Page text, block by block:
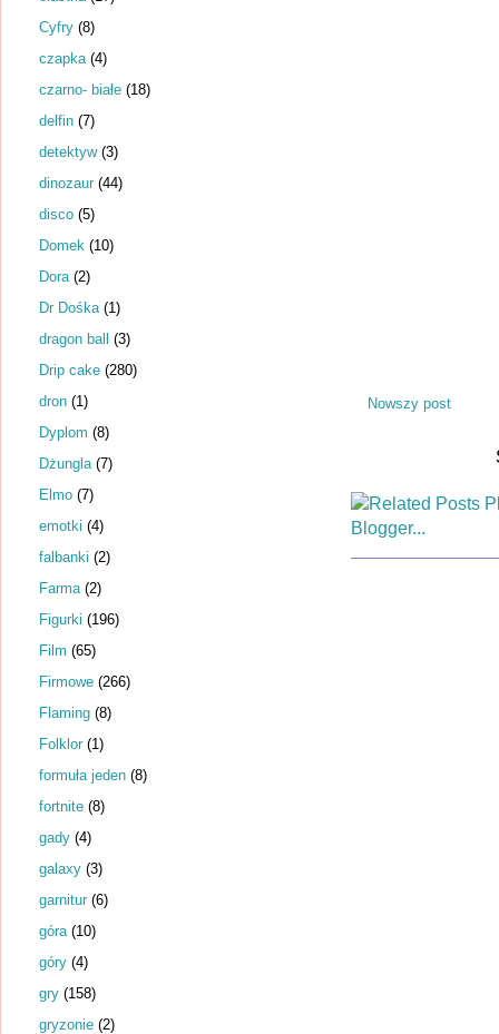
Nowszy post
Cyfry (8)
czapka (4)
czarno- białe (18)
delfin (7)
detektyw (3)
dinozaur (44)
disco (5)
Domek (10)
Dora (2)
Dr Dośka (1)
dragon ball (3)
Drip cake (280)
dron (1)
Dyplom (8)
Dżungla (7)
Elmo (7)
emotki (4)
falbanki (2)
Farma (2)
Figurki (196)
Film (65)
Firmowe (266)
Flaming (8)
Folklor (1)
formuła jeden (8)
fortnite (8)
gady (4)
galaxy (3)
garnitur (6)
góra (10)
góry (4)
gry (158)
gryzonie (2)